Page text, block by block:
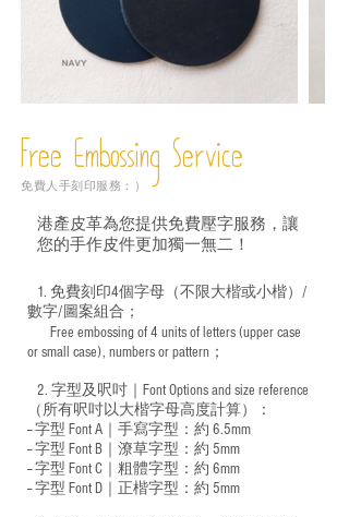
Free Embossing Service
免費人手刻印服務：）
港產皮革為您提供免費壓字服務，讓
您的手作皮件更加獨一無二！
1. 免費刻印4個字母（不限大楷或小楷）/
數字/圖案組合；
Free embossing of 4 units of letters (upper case
or small case), numbers or pattern；
2. 字型及呎吋｜ Font Options and size reference
（所有呎吋以大楷字母高度計算）：
-- 字型 Font A｜手寫字型：約 6.5mm
-- 字型 Font B｜潦草字型： 約 5mm
-- 字型 Font C｜粗體字型：約 6mm
-- 字型 Font D｜正楷字型： 約 5mm